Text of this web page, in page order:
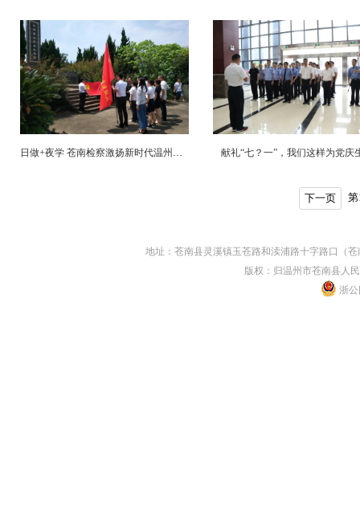
日做+夜学 苍南检察激扬新时代温州人精神 献礼“七？一”，我们这样为党庆
下一页 第
地址：苍南县灵溪镇玉苍路和渎浦路十字路口（
版权：归温州市苍南县人
浙公